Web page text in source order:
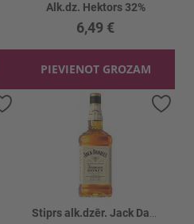
Alk.dz. Hektors 32%
6,49 €
PIEVIENOT GROZAM
Pievienot vēlmju sarakstam